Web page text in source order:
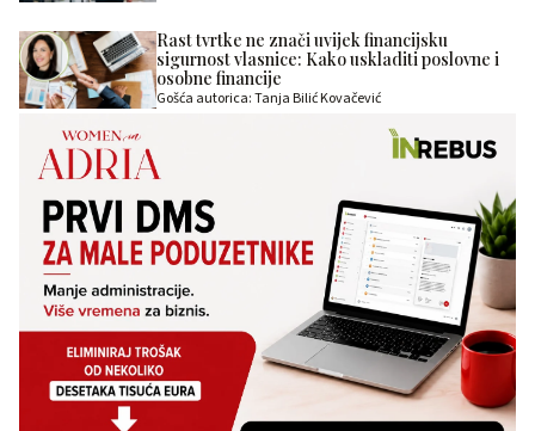
Rast tvrtke ne znači uvijek financijsku
sigurnost vlasnice: Kako uskladiti poslovne i
osobne financije
Gošća autorica: Tanja Bilić Kovačević